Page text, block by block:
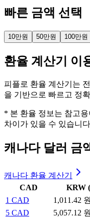
빠른 금액 선택
10만원 50만원 100만원
환율 계산기 이
피플로 환율 계산기는
을 기반으로 빠르고 정
* 본 환율 정보는 참고
차이가 있을 수 있습니
캐나다 달러 금
캐나다 환율 계산기
CAD
KRW
1 CAD
1,011.42 원
5 CAD
5,057.12 원